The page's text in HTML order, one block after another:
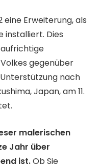
Erweiterung, als
installiert. Dies
gegenüber
nach
Japan, am 11.
malerischen
Jahr über
ist.Ob Sie